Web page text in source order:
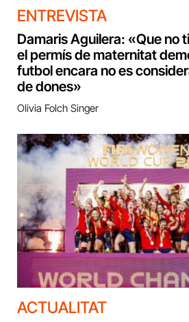
ENTREVISTA
Damaris Aguilera: «Que no
el permís de maternitat
futbol encara no es
de dones»
Olivia Folch Singer
ACTUALITAT